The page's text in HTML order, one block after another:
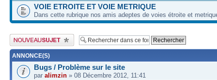
VOIE ETROITE ET VOIE METRIQUE
Dans cette rubrique nos amis adeptes de voies étroite et
Publier un nouveau sujet
ANNONCE(S)
Bugs / Problème sur le site
par alimzin » 08 Décembre 2012, 11:41